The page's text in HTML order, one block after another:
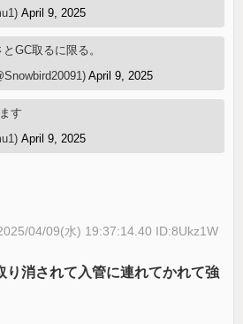
April 9, 2025
GC取るに限る。
April 9, 2025
す
April 9, 2025
04/09(水) 19:37:14.40 ID:8Ukz1W
り消されて入管に連れてかれて強